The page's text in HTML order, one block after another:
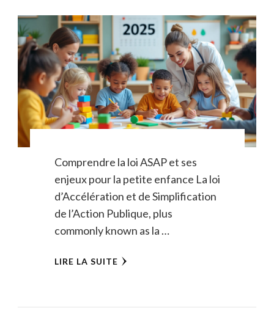
Comprendre la loi ASAP et ses
enjeux pour la petite enfance La loi
d’Accélération et de Simplification
de l’Action Publique, plus
commonly known as la …
LIRE LA SUITE